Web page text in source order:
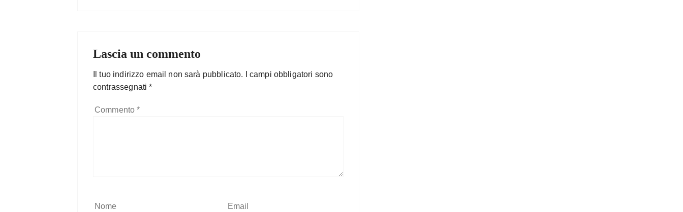
Lascia un commento
Il tuo indirizzo email non sarà pubblicato.
I campi obbligatori sono
contrassegnati*
Commento*
Nome Email